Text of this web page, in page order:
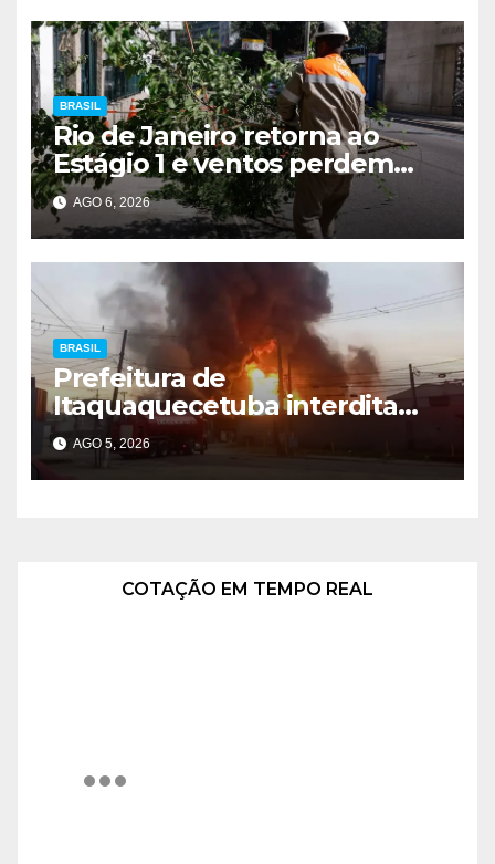
BRASIL
Rio de Janeiro retorna ao
Estágio 1 e ventos perdem
intensidade
AGO 6, 2026
BRASIL
Prefeitura de
Itaquaquecetuba interdita
área após incêndio em
fábrica
AGO 5, 2026
COTAÇÃO EM TEMPO REAL